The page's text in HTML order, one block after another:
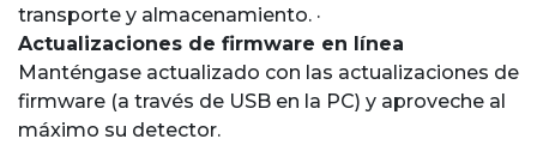
transporte y almacenamiento. ·
Actualizaciones de firmware en línea
Manténgase actualizado con las actualizaciones de
firmware (a través de USB en la PC) y aproveche al
máximo su detector.